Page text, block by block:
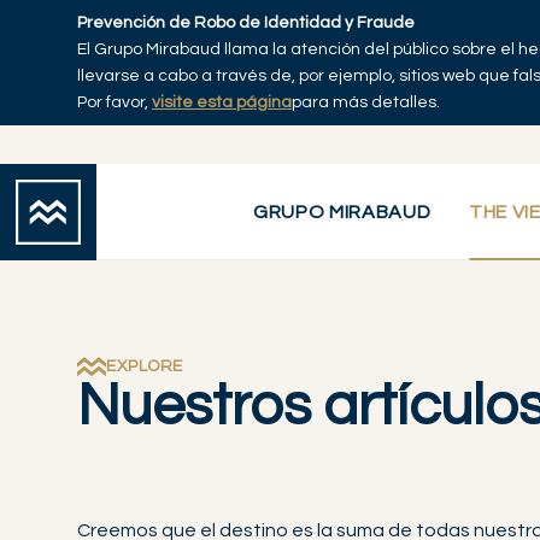
Skip to main content
Prevención de Robo de Identidad y Fraude
El Grupo Mirabaud llama la atención del público sobre el
llevarse a cabo a través de, por ejemplo, sitios web que
Por favor, visite esta páginapara más detalles.
GRUPO MIRABAUD THE
Inicio
Explorar artículos
EXPLORE
Nuestros
Creemos que el destino es la suma de todas